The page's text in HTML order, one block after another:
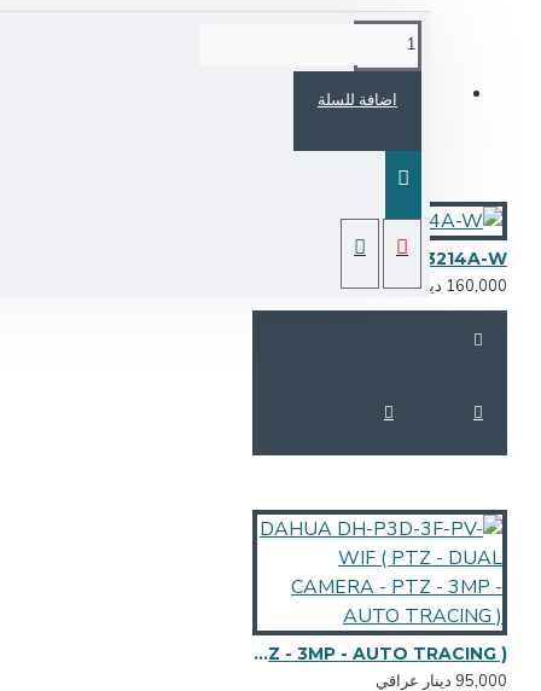
اضافة للسلة
DAHUA ASI33214A-W
دينار عراقي
DAHUA DH-P3D-3F-PV-WIF ( PTZ - DUAL CAMERA - PTZ - 3MP - AUTO TRACING )
دينار عراقي